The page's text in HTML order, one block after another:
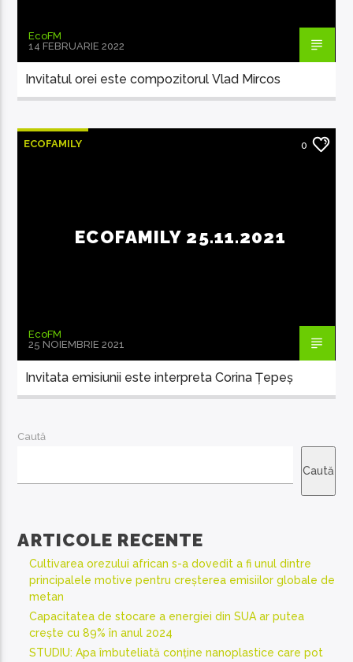
EcoFM
14 FEBRUARIE 2022
Invitatul orei este compozitorul Vlad Mircos
ECOFAMILY 0
ECOFAMILY 25.11.2021
EcoFM
25 NOIEMBRIE 2021
Invitata emisiunii este interpreta Corina Țepeș
Caută
Caută
ARTICOLE RECENTE
Cultivarea orezului african s-a dovedit a fi unul dintre
principalele motive pentru creșterea emisiilor globale de
metan
Capacitatea de stocare a energiei din SUA ar putea
crește cu 89% în anul 2024
STUDIU: Apa îmbuteliată conține nanoplastice care pot